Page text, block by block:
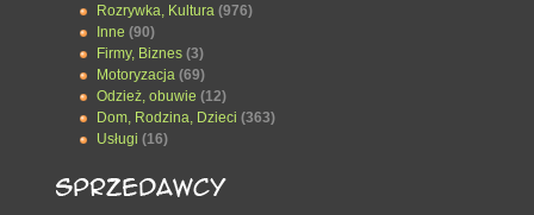
Rozrywka, Kultura (976)
Inne (90)
Firmy, Biznes (3)
Motoryzacja (69)
Odzież, obuwie (12)
Dom, Rodzina, Dzieci (363)
Usługi (16)